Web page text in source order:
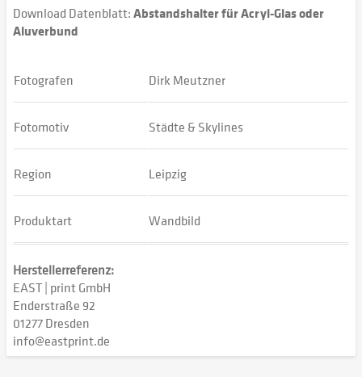
Download Datenblatt:Abstandshalter für Acryl-Glas oder
Aluverbund
Fotografen Dirk Meutzner
Fotomotiv Städte & Skylines
Region Leipzig
Produktart Wandbild
Herstellerreferenz:
EAST | print GmbH
Enderstraße 92
01277 Dresden
info@eastprint.de